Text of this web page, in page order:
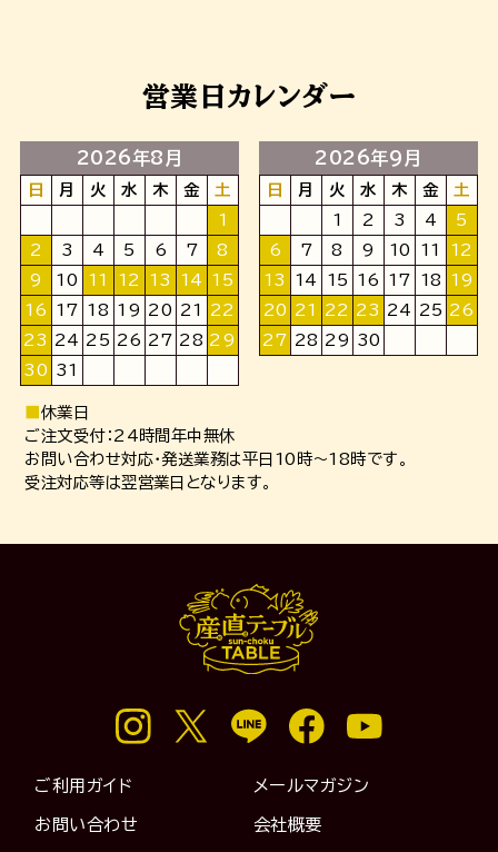
営業日カレンダー
2026年8月
日 月 火 水 木 金
土
1
2
3 4 5 6 7
8
9
10 11 12 13 14
15
16
17 18 19 20 21
22
23 24 25 26 27 28 29
30 31
2026年9月
日 月 火 水 木 金
土
1
2 3 4
5
6
7 8 9 10 11
12
13
14 15 16 17 18
19
20 21 22 23 24 25 26
27 28 29 30
休業日
ご注文受付：24時間年中無休
お問い合わせ対応・発送業務は平日10時～18時です。
受注対応等は翌営業日となります。
ご利用ガイド メールマガジン
お問い合わせ 会社概要